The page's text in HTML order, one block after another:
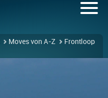
Moves von A-Z
Frontloop